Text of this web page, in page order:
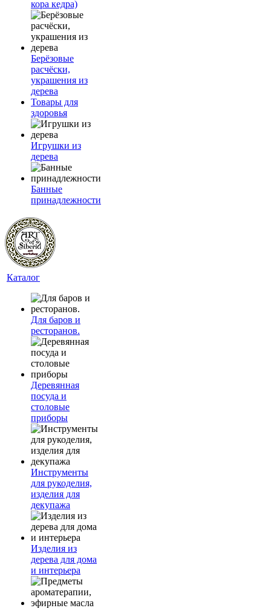
кора кедра)
Берёзовые
расчёски,
украшения из
дерева
Товары для
здоровья
Игрушки из
дерева
Банные
принадлежности
Каталог
Для баров и
ресторанов.
Деревянная
посуда и
столовые
приборы
Инструменты
для рукоделия,
изделия для
декупажа
Изделия из
дерева для дома
и интерьера